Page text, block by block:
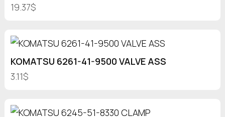
19.37$
KOMATSU 6261-41-9500 VALVE ASS
3.11$